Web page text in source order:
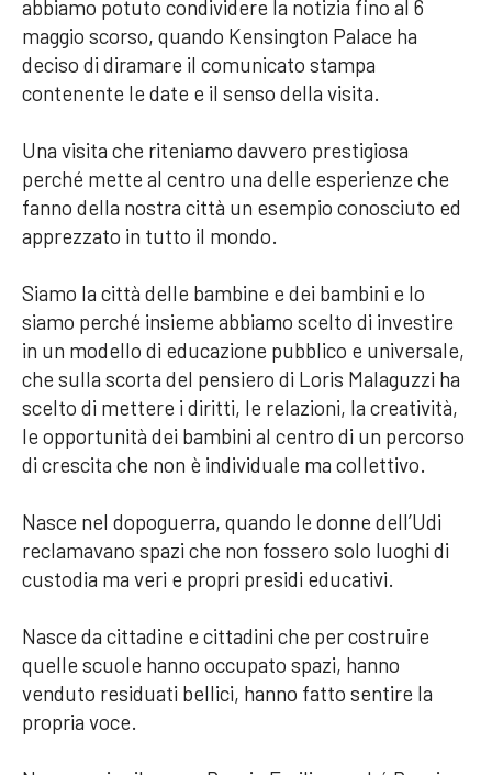
abbiamo potuto condividere la notizia fino al 6
maggio scorso, quando Kensington Palace ha
deciso di diramare il comunicato stampa
contenente le date e il senso della visita.
Una visita che riteniamo davvero prestigiosa
perché mette al centro una delle esperienze che
fanno della nostra città un esempio conosciuto ed
apprezzato in tutto il mondo.
Siamo la città delle bambine e dei bambini e lo
siamo perché insieme abbiamo scelto di investire
in un modello di educazione pubblico e universale,
che sulla scorta del pensiero di Loris Malaguzzi ha
scelto di mettere i diritti, le relazioni, la creatività,
le opportunità dei bambini al centro di un percorso
di crescita che non è individuale ma collettivo.
Nasce nel dopoguerra, quando le donne dell’Udi
reclamavano spazi che non fossero solo luoghi di
custodia ma veri e propri presidi educativi.
Nasce da cittadine e cittadini che per costruire
quelle scuole hanno occupato spazi, hanno
venduto residuati bellici, hanno fatto sentire la
propria voce.